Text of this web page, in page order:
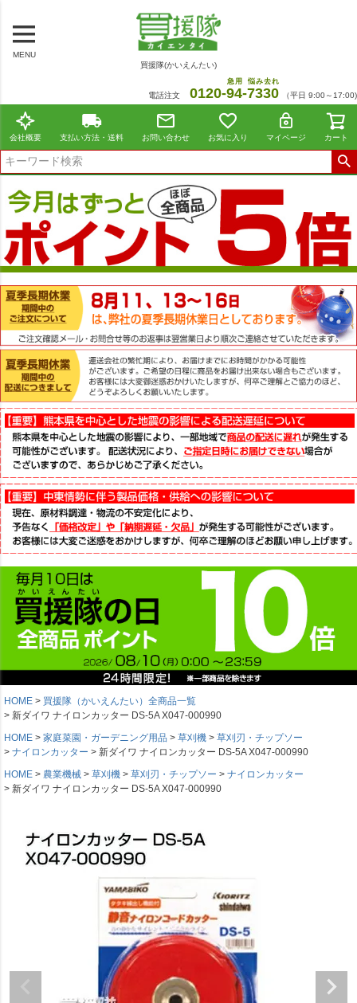
MENU
買援隊(かいえんたい)
電話注文 0120-94
急用
-7330
悩み去れ
（平日 9:00～17:00)
会社概要 支払い方法・送料 お問い合わせ お気に入り マイページ カート
HOME
買援隊（かいえんたい）全商品一覧
新ダイワ ナイロンカッター DS-5A X047-000990
HOME
家庭菜園・ガーデニング用品 草刈機
草刈刃・チップソー
ナイロンカッター
新ダイワ ナイロンカッター DS-5A X047-000990
HOME
農業機械 草刈機 草刈刃・チップソー
ナイロンカッター
新ダイワ ナイロンカッター DS-5A X047-000990